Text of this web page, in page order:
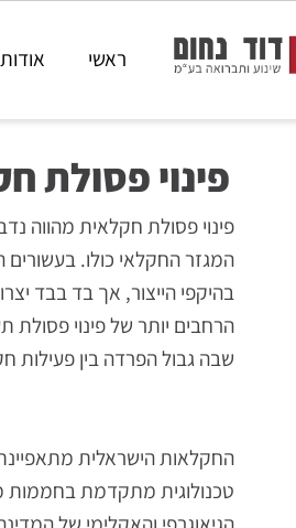
אודות
פינוי פסולת
פינוי פסולת חקלאית מהווה
המגזר החקלאי כולו. בעשורים
בהיקפי הייצור, אך בד בבד יצרו
הרחבים יותר של פינוי פסולת
שבה גבול הפרדה בין פעילות
החקלאות הישראלית מתאפיינת
טכנולוגית מתקדמת בחממות